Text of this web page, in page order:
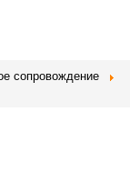
сопровождение